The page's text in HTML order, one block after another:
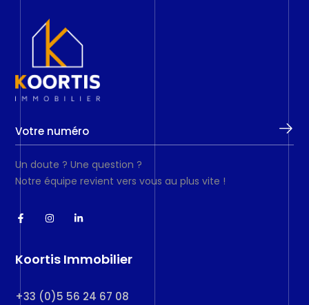
Un doute ? Une question ?
Notre équipe revient vers vous au plus vite !
Koortis Immobilier
+33 (0)5 56 24 67 08